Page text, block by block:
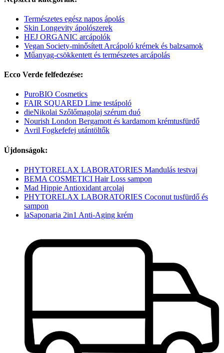
Természetes egész napos ápolás
Skin Longevity ápolószerek
HEJ ORGANIC arcápolók
Vegan Society-minősített Arcápoló krémek és balzsamok
Műanyag-csökkentett és természetes arcápolás
Ecco Verde felfedezése:
PuroBIO Cosmetics
FAIR SQUARED Lime testápoló
dieNikolai Szőlőmagolaj szérum duó
Nourish London Bergamott és kardamom krémtusfürdő
Avril Fogkefefej utántöltők
Újdonságok:
PHYTORELAX LABORATORIES Mandulás testvaj
BEMA COSMETICI Hair Loss sampon
Mad Hippie Antioxidant arcolaj
PHYTORELAX LABORATORIES Coconut tusfürdő és
sampon
laSaponaria 2in1 Anti-Aging krém